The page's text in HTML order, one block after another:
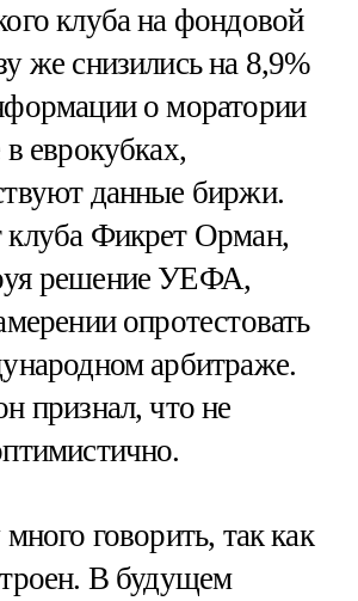
клуба на фондовой
же снизились на 8,9%
о моратории
в еврокубках,
данные биржи.
клуба Фикрет Орман,
решение УЕФА,
опротестовать
арбитраже.
признал, что не
говорить, так как
В будущем